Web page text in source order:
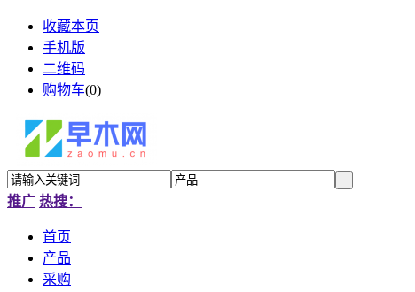
收藏本页
手机版
二维码
购物车(0)
推广 热搜：
首页
产品
采购